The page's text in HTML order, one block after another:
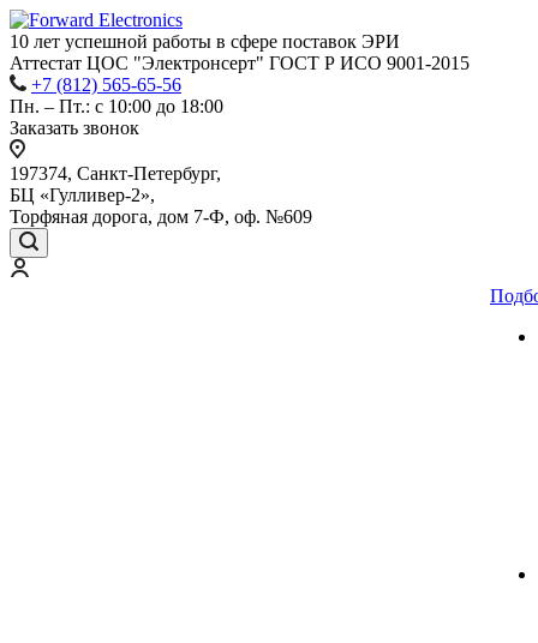
10 лет успешной работы в сфере поставок ЭРИ
Аттестат ЦОС "Электронсерт" ГОСТ Р ИСО 9001-2015
+7 (812) 565-65-56
Пн. – Пт.: с 10:00 до 18:00
Заказать звонок
197374, Санкт-Петербург,
БЦ «Гулливер-2»,
Торфяная дорога, дом 7-Ф, оф. №609